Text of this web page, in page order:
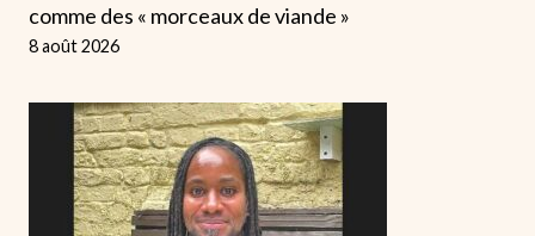
comme des « morceaux de viande »
8 août 2026